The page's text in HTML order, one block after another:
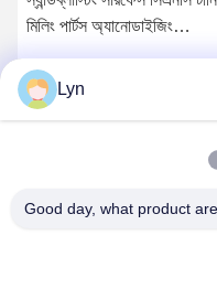
মিলিং পার্টস অ্যানোডাইজিং
Lyn
Good day, what product